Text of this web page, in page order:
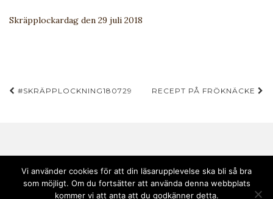
Skräpplockardag den 29 juli 2018
Inläggsnavigering
#SKRÄPPLOCKNING180729 RECEPT PÅ FRÖKNÄCKE
Copyright © 2020 Andebark | Tema avColorlibdrivs med WordPress
Vi använder cookies för att din läsarupplevelse ska bli så bra
som möjligt. Om du fortsätter att använda denna webbplats
kommer vi att anta att du godkänner detta.